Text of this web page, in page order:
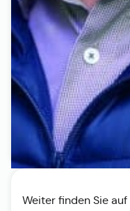
Weiter finden Sie